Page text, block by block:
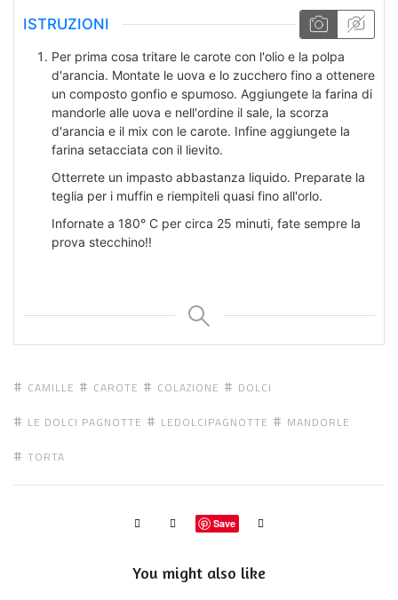
ISTRUZIONI
Per prima cosa tritare le carote con l'olio e la polpa
d'arancia. Montate le uova e lo zucchero fino a ottenere
un composto gonfio e spumoso. Aggiungete la farina di
mandorle alle uova e nell'ordine il sale, la scorza
d'arancia e il mix con le carote. Infine aggiungete la
farina setacciata con il lievito.
Otterrete un impasto abbastanza liquido. Preparate la
teglia per i muffin e riempiteli quasi fino all'orlo.
Infornate a 180° C per circa 25 minuti, fate sempre la
prova stecchino!!
CAMILLE CAROTE COLAZIONE DOLCI
LE DOLCI PAGNOTTE LEDOLCIPAGNOTTE MANDORLE
TORTA
Save
You might also like